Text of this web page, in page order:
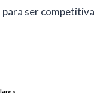
para ser competitiva